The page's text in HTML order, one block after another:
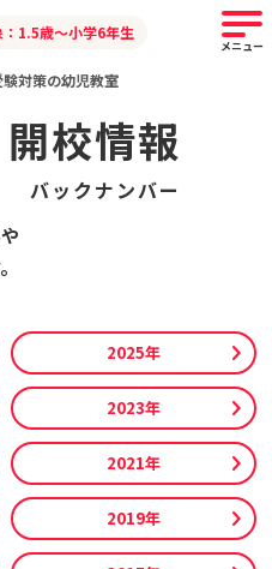
対策の幼児教室
：1.5歳～小学6年生
メニュー
校情報
バックナンバー
2025年
2023年
2021年
2019年